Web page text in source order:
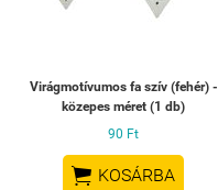
Virágmotívumos fa szív (fehér) -
közepes méret (1 db)
90 Ft
 KOSÁRBA